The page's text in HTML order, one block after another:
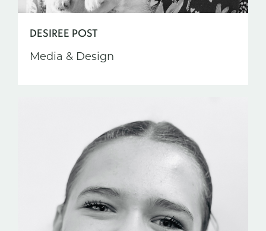
DESIREE POST
Media & Design